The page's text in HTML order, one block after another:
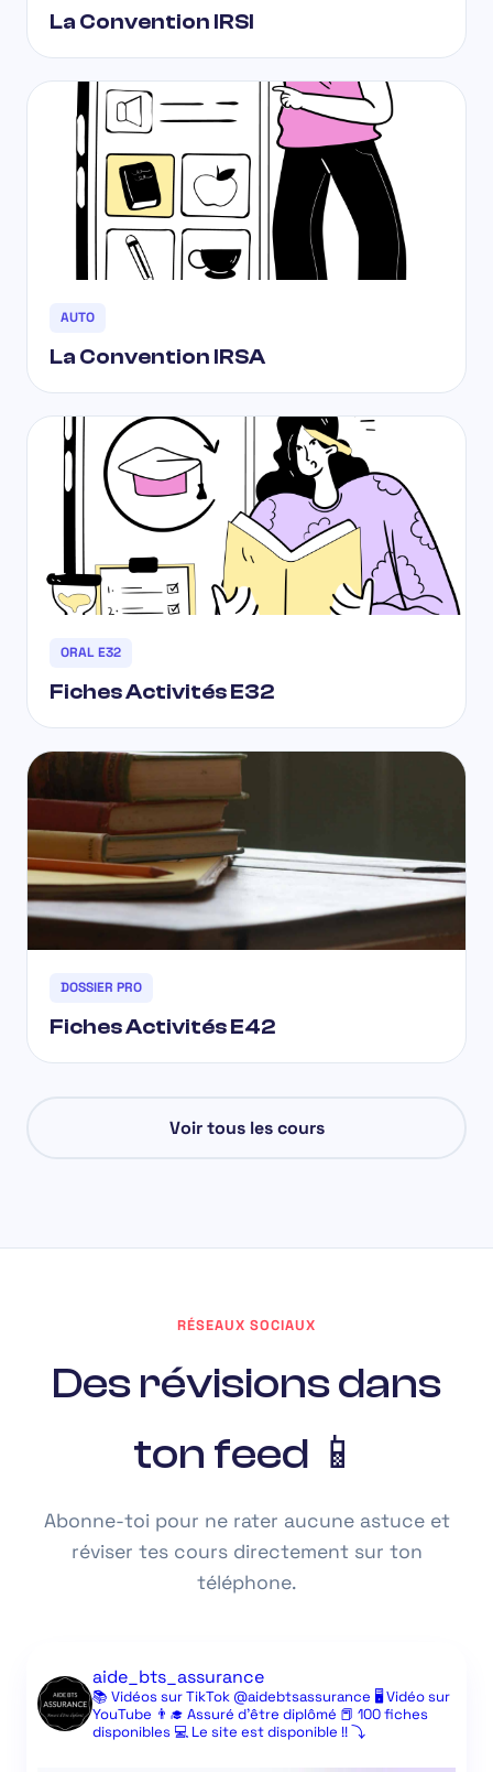
La Convention IRSI
AUTO
La Convention IRSA
ORAL E32
Fiches Activités E32
DOSSIER PRO
Fiches Activités E42
Voir tous les cours
RÉSEAUX SOCIAUX
Des révisions dans
ton feed 📱
Abonne-toi pour ne rater aucune astuce et
réviser tes cours directement sur ton
téléphone.
aide_bts_assurance
📚 Vidéos sur TikTok @aidebtsassurance 🖥️ Vidéo sur
YouTube 👨‍🎓 Assuré d’être diplômé 📕 100 fiches
disponibles 💻 Le site est disponible !! ⤵️